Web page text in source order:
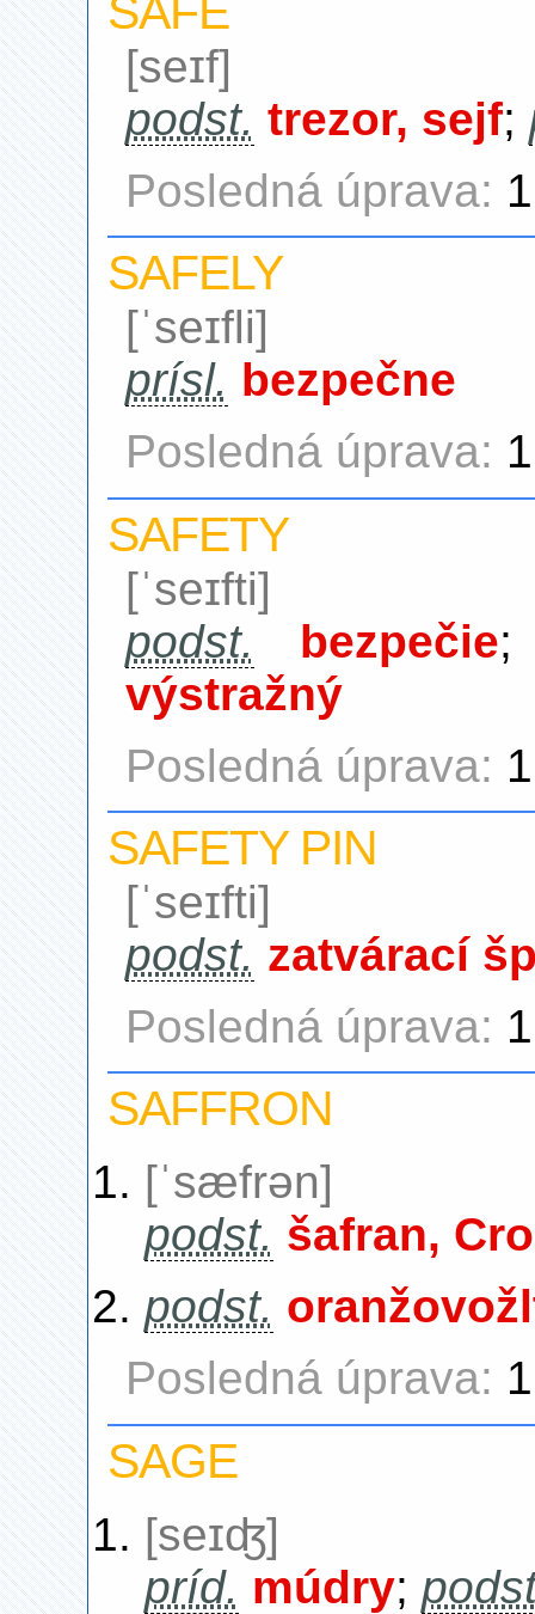
SAFE
[seɪf]
podst. trezor, sejf;
Posledná úprava:
SAFELY
[ˈseɪfli]
prísl. bezpečne
Posledná úprava:
SAFETY
[ˈseɪfti]
podst.
bezpečie
výstražný
Posledná úprava:
SAFETY PIN
[ˈseɪfti]
podst. zatvárací
Posledná úprava:
SAFFRON
[ˈsæfrən]
podst. šafran,
podst.
Posledná úprava:
SAGE
[seɪʤ]
príd. múdry;